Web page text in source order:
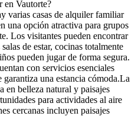
en Vautorte?
varias casas de alquiler familiar
una opción atractiva para grupos
Los visitantes pueden encontrar
de estar, cocinas totalmente
pueden jugar de forma segura.
con servicios esenciales
una estancia cómoda.La
en belleza natural y paisajes
para actividades al aire
cercanas incluyen paisajes